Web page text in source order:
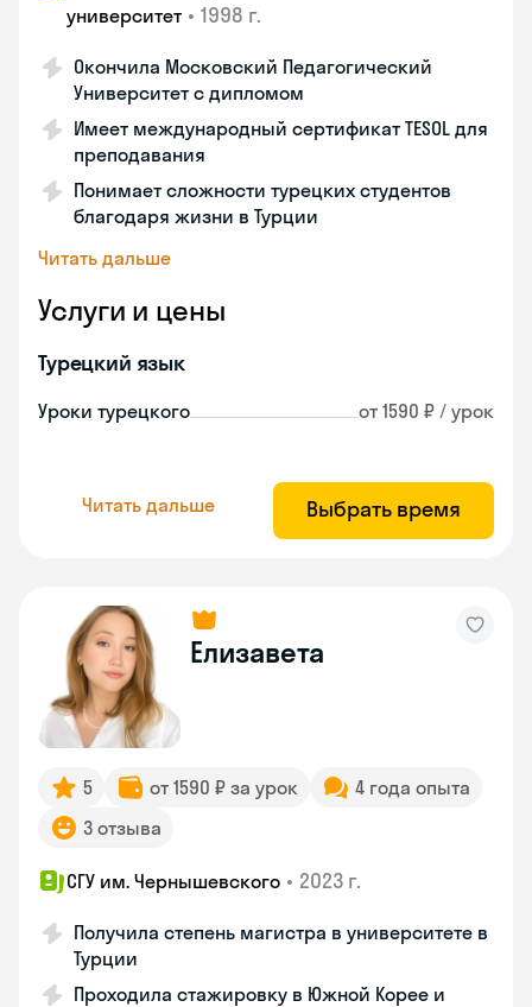
университет • 1998 г.
Окончила Московский Педагогический
Университет с дипломом
Имеет международный сертификат TESOL для
преподавания
Понимает сложности турецких студентов
благодаря жизни в Турции
Читать дальше
Услуги и цены
Турецкий язык
Уроки турецкого от 1590 ₽ / урок
Читать дальше Выбрать время
Елизавета
5 от 1590 ₽ за урок
4 года опыта
3 отзыва
СГУ им. Чернышевского • 2023 г.
Получила степень магистра в университете в
Турции
Проходила стажировку в Южной Корее и